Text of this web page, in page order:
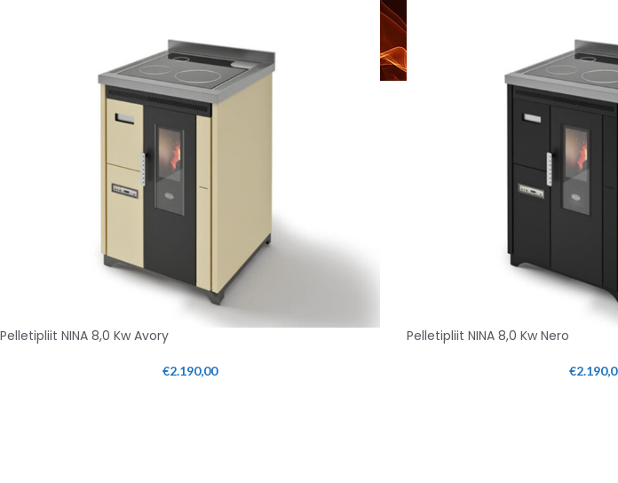
Pelletipliit NINA 8,0 Kw Avory
€2.190,00
Pelletipliit NINA 8,0 Kw Nero
€